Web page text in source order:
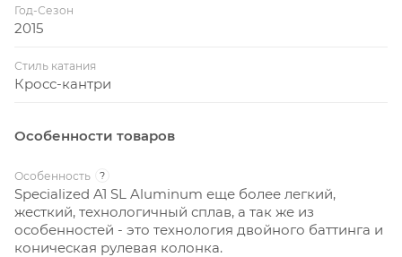
Год-Сезон
2015
Стиль катания
Кросс-кантри
Особенности товаров
Особенность ?
Specialized A1 SL Aluminum еще более легкий,
жесткий, технологичный сплав, а так же из
особенностей - это технология двойного баттинга и
коническая рулевая колонка.